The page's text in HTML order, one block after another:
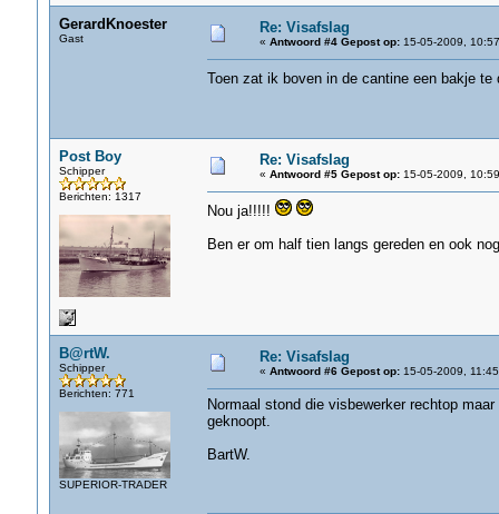
GerardKnoester
Gast
Re: Visafslag
« Antwoord #4 Gepost op:15-05-2009,
Toen zat ik boven in de cantine een bakje te
Post Boy
Schipper
Berichten: 1317
Re: Visafslag
« Antwoord #5 Gepost op:15-05-2009,
Nou ja!!!!!
Ben er om half tien langs gereden en ook
B@rtW.
Schipper
Berichten: 771
SUPERIOR-TRADER
Re: Visafslag
« Antwoord #6 Gepost op:15-05-2009,
Normaal stond die visbewerker rechtop
geknoopt.
BartW.